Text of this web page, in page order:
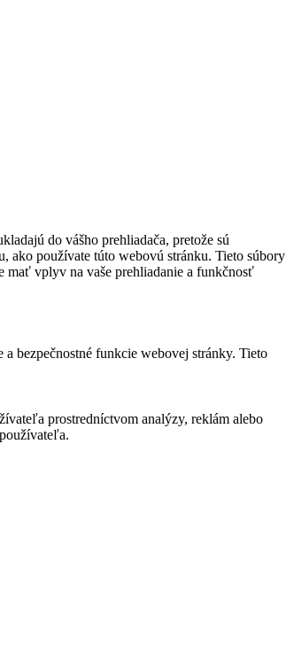
do vášho prehliadača, pretože sú
ako používate túto webovú stránku. Tieto súbory
mať vplyv na vaše prehliadanie a funkčnosť
bezpečnostné funkcie webovej stránky. Tieto
prostredníctvom analýzy, reklám alebo